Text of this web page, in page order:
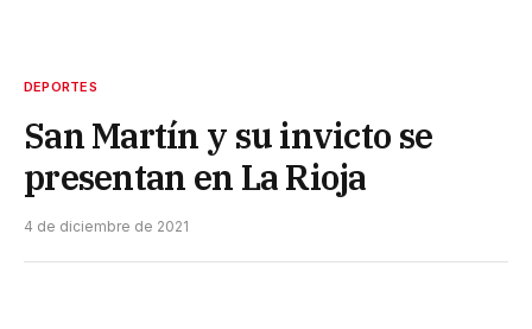
DEPORTES
San Martín y su invicto se
presentan en La Rioja
4 de diciembre de 2021